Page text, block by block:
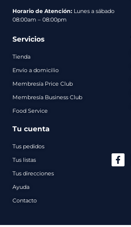
Horario de Atención: Lunes a sábado
08:00am – 08:00pm
Servicios
Tienda
Envío a domicilio
Membresía Price Club
Membresía Business Club
Food Service
Tu cuenta
Tus pedidos
Tus listas
Tus direcciones
Ayuda
Contacto